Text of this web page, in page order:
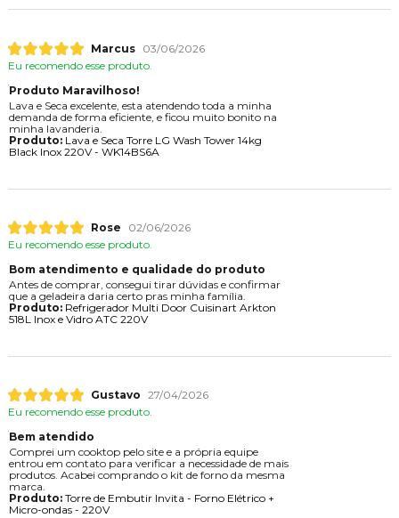
Marcus
03/06/2026
Eu recomendo esse produto.
Produto Maravilhoso!
Lava e Seca excelente, esta atendendo toda a minha
demanda de forma eficiente, e ficou muito bonito na
minha lavanderia.
Produto:Lava e Seca Torre LG Wash Tower 14kg
Black Inox 220V - WK14BS6A
Rose
02/06/2026
Eu recomendo esse produto.
Bom atendimento e qualidade do produto
Antes de comprar, consegui tirar dúvidas e confirmar
que a geladeira daria certo pras minha família.
Produto:Refrigerador Multi Door Cuisinart Arkton
518L Inox e Vidro ATC 220V
Gustavo 27/04/2026
Eu recomendo esse produto.
Bem atendido
Comprei um cooktop pelo site e a própria equipe
entrou em contato para verificar a necessidade de mais
produtos. Acabei comprando o kit de forno da mesma
marca.
Produto:Torre de Embutir Invita - Forno Elétrico +
Micro-ondas - 220V